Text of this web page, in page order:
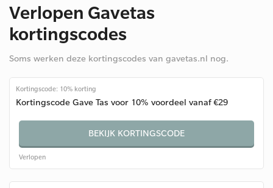
Verlopen Gavetas
kortingscodes
Soms werken deze kortingscodes van gavetas.nl nog.
Kortingscode: 10% korting
Kortingscode Gave Tas voor 10% voordeel vanaf €29
BEKIJK KORTINGSCODE
Verlopen